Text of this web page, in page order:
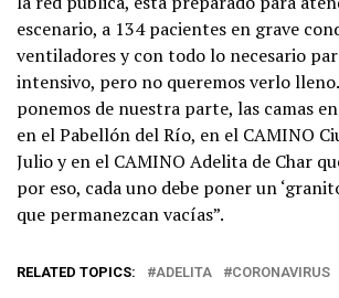
escenario, a 134 pacientes en grave
ventiladores y con todo lo necesario
intensivo, pero no queremos verlo
ponemos de nuestra parte, las camas
en el Pabellón del Río, en el CAMINO
Julio y en el CAMINO Adelita de Char
por eso, cada uno debe poner un
que permanezcan vacías”.
RELATED TOPICS: ADELITA CORONAVIRUS